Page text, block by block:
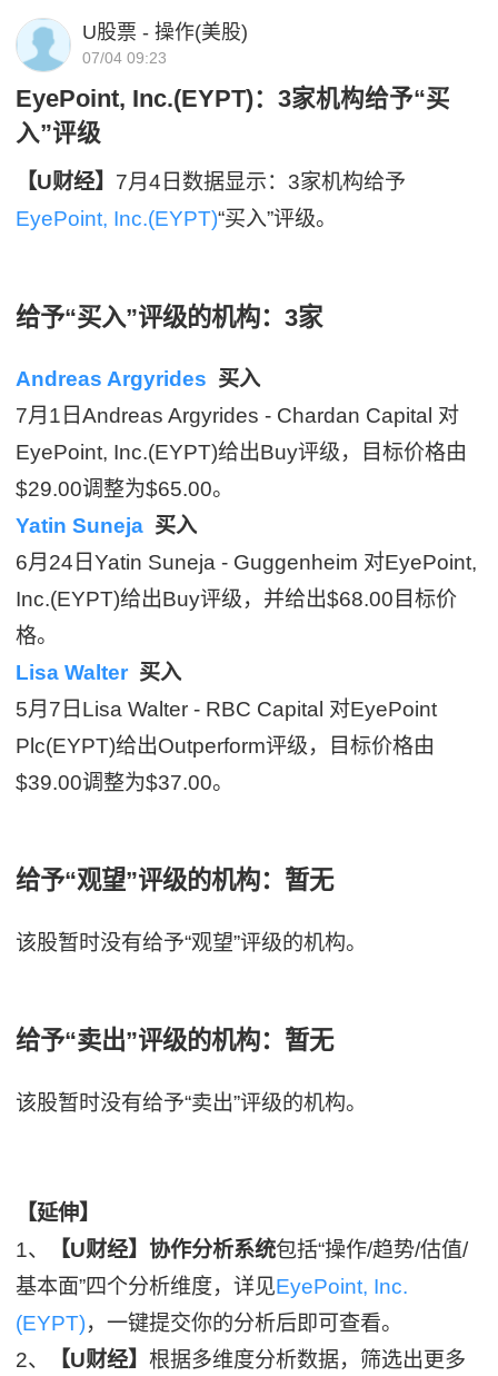
U股票 - 操作(美股)
07/04 09:23
EyePoint, Inc.(EYPT)：3家机构给予“买
入”评级
【U财经】 7月4日数据显示：3家机构给予
EyePoint, Inc.(EYPT)“买入”评级。
给予“买入”评级的机构：3家
Andreas Argyrides 买入
7月1日Andreas Argyrides - Chardan Capital 对
EyePoint, Inc.(EYPT)给出Buy评级，目标价格由
$29.00调整为$65.00。
Yatin Suneja 买入
6月24日Yatin Suneja - Guggenheim 对EyePoint,
Inc.(EYPT)给出Buy评级，并给出$68.00目标价
格。
Lisa Walter 买入
5月7日Lisa Walter - RBC Capital 对EyePoint
Plc(EYPT)给出Outperform评级，目标价格由
$39.00调整为$37.00。
给予“观望”评级的机构：暂无
该股暂时没有给予“观望”评级的机构。
给予“卖出”评级的机构：暂无
该股暂时没有给予“卖出”评级的机构。
【延伸】
1、
【U财经】协作分析系统包括“操作/趋势/估值/
基本面”四个分析维度，详见EyePoint, Inc.
(EYPT)，一键提交你的分析后即可查看。
2、
【U财经】根据多维度分析数据，筛选出更多